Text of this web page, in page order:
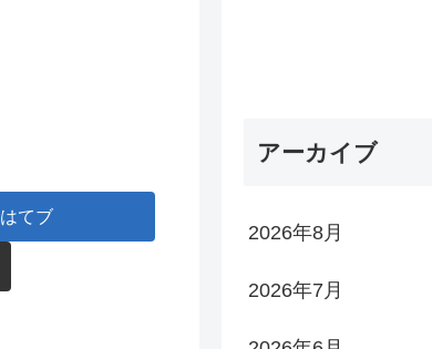
はてブ
アーカイブ
2026年8月
2026年7月